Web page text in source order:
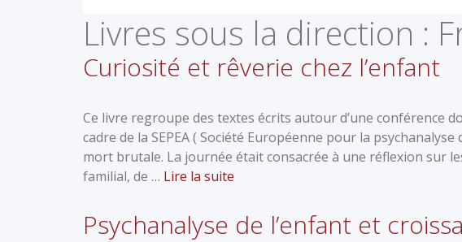
Livres sous la direction :
Curiosité et rêverie chez l’enfant
Ce livre regroupe des textes écrits autour d’une conférence
cadre de la SEPEA ( Société Européenne pour la
mort brutale. La journée était consacrée à une réflexion sur
familial, de … Lire la suite
Psychanalyse de l’enfant et